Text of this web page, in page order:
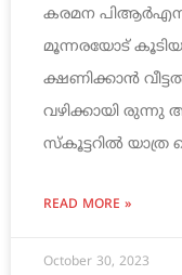
കരമന പിആര്‍എസ്
മൂന്നരയോട്
ക്ഷണിക്കാന്‍
വഴിക്കായി രുന്നു
സ്‌കൂട്ടറില്‍ യാത്ര
READ MORE »
October 30, 2023